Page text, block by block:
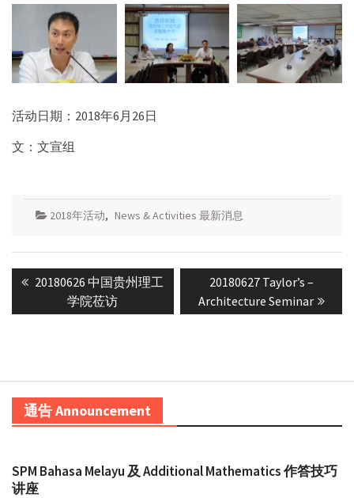
活动日期：2018年6月26日
文：文宣组
2018年活动, News & Activities 最新消息
navigation
Previous
20180626 中国贵州理工
学院莅访
Next
post:
20180627 Taylor’s –
Architecture Seminar
通告 Announcement
SPM Bahasa Melayu 及 Additional Mathematics 作答技巧
讲座